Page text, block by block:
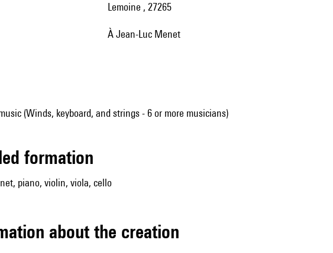
Lemoine , 27265
à Jean-Luc Menet
(Winds, keyboard, and strings - 6 or more musicians)
formation
piano, violin, viola, cello
about the creation